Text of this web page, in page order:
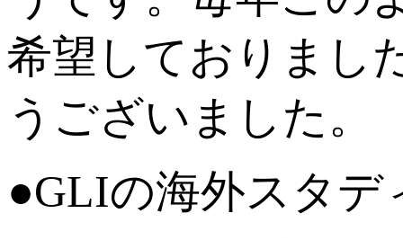
希望しておりまし
うございました。
●GLIの海外スタデ